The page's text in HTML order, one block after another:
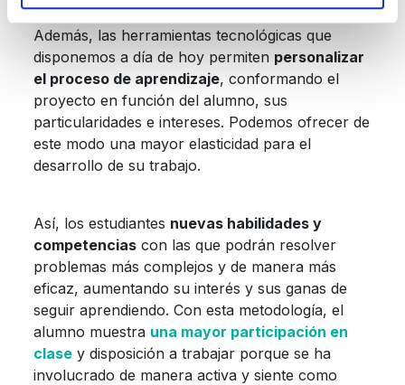
Además, las herramientas tecnológicas que
disponemos a día de hoy permiten personalizar
el proceso de aprendizaje, conformando el
proyecto en función del alumno, sus
particularidades e intereses. Podemos ofrecer de
este modo una mayor elasticidad para el
desarrollo de su trabajo.
Así, los estudiantes nuevas habilidades y
competenciascon las que podrán resolver
problemas más complejos y de manera más
eficaz, aumentando su interés y sus ganas de
seguir aprendiendo. Con esta metodología, el
alumno muestra una mayor participación en
clasey disposición a trabajar porque se ha
involucrado de manera activa y siente como